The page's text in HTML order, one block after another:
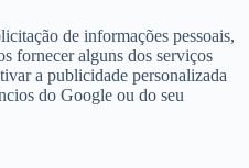
de informações pessoais,
fornecer alguns dos serviços
a publicidade personalizada
do Google ou do seu